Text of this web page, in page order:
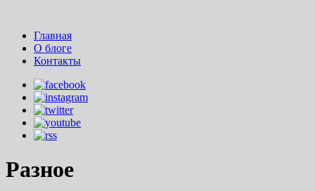
Главная
О блоге
Контакты
Разное